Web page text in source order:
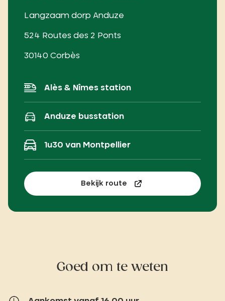
Langzaam dorp Anduze
524 Routes des 2 Ponts
30140 Corbès
Alès & Nîmes station
Anduze busstation
1u30 van Montpellier
Bekijk route
Goed om te weten